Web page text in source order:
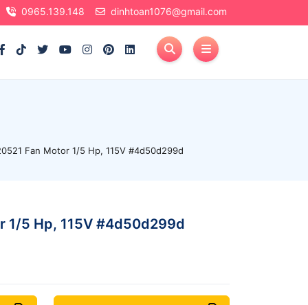
0965.139.148 dinhtoan1076@gmail.com
Fan Motor 1/5 Hp, 115V #4d50d299d
1/5 Hp, 115V #4d50d299d